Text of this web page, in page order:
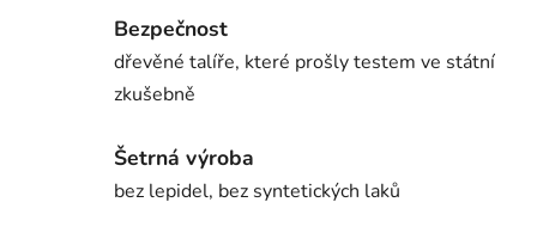
Bezpečnost
dřevěné talíře, které prošly testem ve státní
zkušebně
Šetrná výroba
bez lepidel, bez syntetických laků